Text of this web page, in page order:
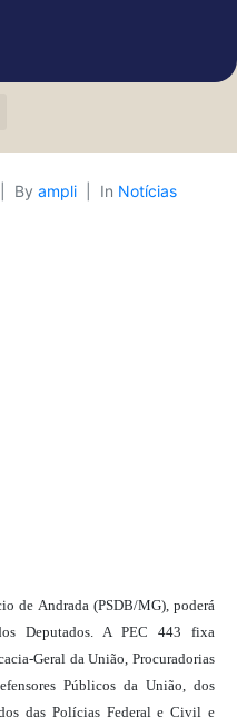
By ampli In Notícias
de Andrada (PSDB/MG), poderá
Deputados. A PEC 443 fixa
Geral da União, Procuradorias
Públicos da União, dos
das Polícias Federal e Civil e